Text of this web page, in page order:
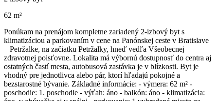
62 m²
Ponúkam na prenájom kompletne zariadený 2-izbový byt s
klimatizáciou a parkovaním v cene na Panónskej ceste v Bratislave
– Petržalke, na začiatku Petržalky, hneď vedľa Všeobecnej
zdravotnej poisťovne. Lokalita má výbornú dostupnosť do centra aj
ostatných častí mesta, autobusová zastávka je v blízkosti. Byt je
vhodný pre jednotlivca alebo pár, ktorí hľadajú pokojné a
bezstarostné bývanie. Základné informácie: - výmera: 62 m² -
poschodie: 1. poschodie - výťah: áno - balkón: áno - klimatizácia: